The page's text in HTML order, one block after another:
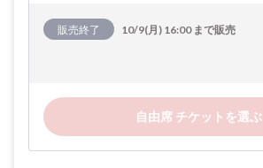
販売終了 10/9(月) 16:00 まで販売
自由席 チケットを選ぶ